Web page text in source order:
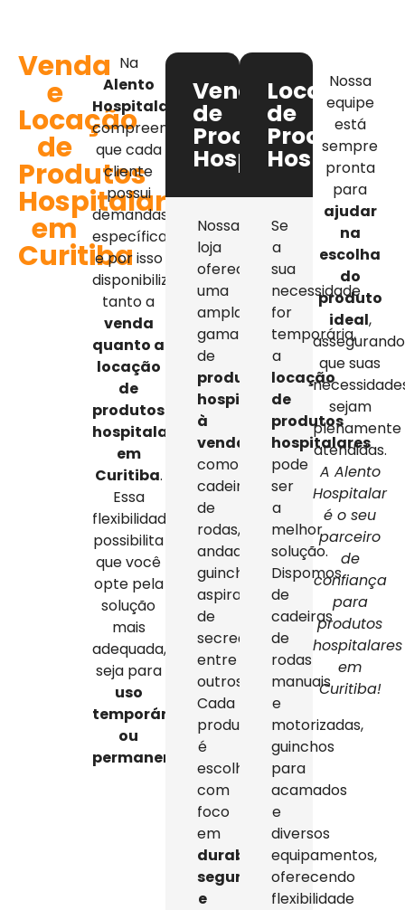
Venda
e
Locação
de
Produtos
Hospitalares
em
Curitiba
Na
Alento
Hospitalar
compreendemos
que cada
cliente
possui
demandas
específicas,
e por isso
disponibilizamos
tanto a
venda
quanto a
locação
de
produtos
hospitalares
em
Curitiba.
Essa
flexibilidade
possibilita
que você
opte pela
solução
mais
adequada,
seja para
uso
temporário
ou
permanente
Venda
de
Produtos
Hospitalares
Nossa
loja
oferece
uma
ampla
gama
de
produtos
hospitalares
à
venda
como
cadeiras
de
rodas,
andadores,
guinchos,
aspiradores
de
secreção,
entre
outros.
Cada
produto
é
escolhido
com
foco
em
durabilidade,
segurança
e
Locação
de
Produtos
Se
a
sua
necessidade
for
temporária,
a
locação
de
produtos
hospitalares
pode
ser
a
melhor
solução.
Dispomos
de
cadeiras
de
rodas
manuais
e
motorizadas,
guinchos
para
acamados
e
diversos
equipamentos,
oferecendo
flexibilidade
Nossa
equipe
está
sempre
pronta
para
ajudar
na
escolha
do
produto
ideal,
assegurando
que suas
sejam
plenamente
atendidas.
A Alento
Hospitalar
é o seu
parceiro
de
confiança
para
produtos
hospitalares
em
Curitiba!